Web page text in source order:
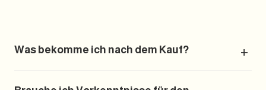
Was bekomme ich nach dem Kauf?